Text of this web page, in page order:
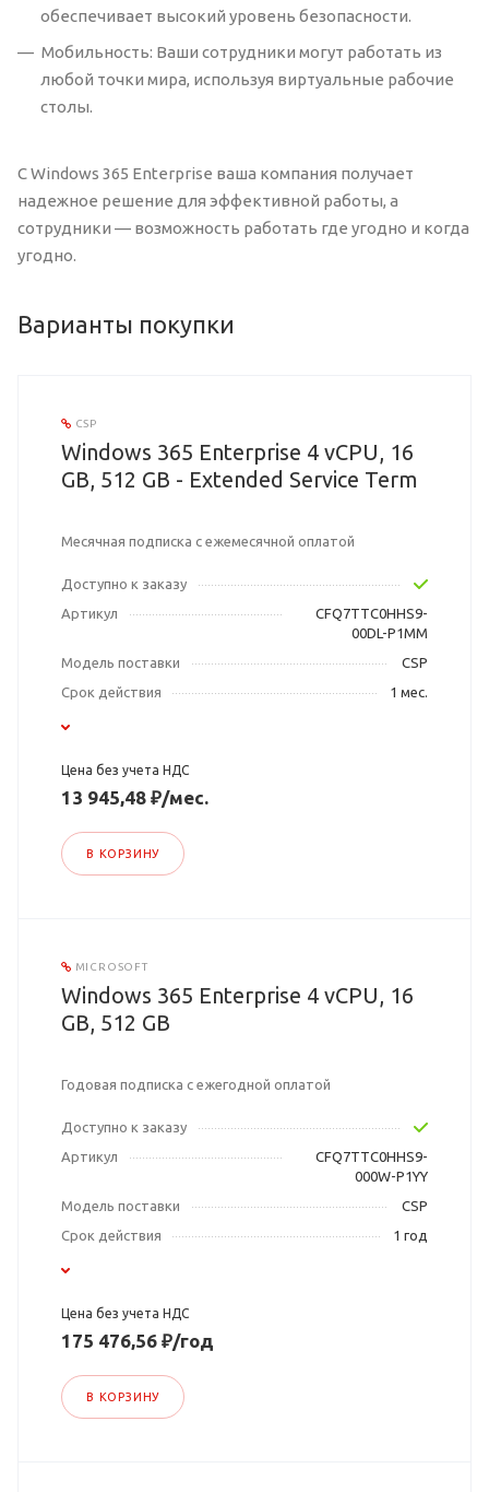
обеспечивает высокий уровень безопасности.
Мобильность: Ваши сотрудники могут работать из
любой точки мира, используя виртуальные рабочие
столы.
С Windows 365 Enterprise ваша компания получает
надежное решение для эффективной работы, а
сотрудники — возможность работать где угодно и когда
угодно.
Варианты покупки
CSP
Windows 365 Enterprise 4 vCPU, 16
GB, 512 GB - Extended Service Term
Месячная подписка с ежемесячной оплатой
Доступно к заказу
Артикул
CFQ7TTC0HHS9-
00DL-P1MM
Модель поставки
CSP
Срок действия
1 мес.
Цена без учета НДС
13 945,48 ₽/мес.
В КОРЗИНУ
MICROSOFT
Windows 365 Enterprise 4 vCPU, 16
GB, 512 GB
Годовая подписка с ежегодной оплатой
Доступно к заказу
Артикул
CFQ7TTC0HHS9-
000W-P1YY
Модель поставки
CSP
Срок действия
1 год
Цена без учета НДС
175 476,56 ₽/год
В КОРЗИНУ